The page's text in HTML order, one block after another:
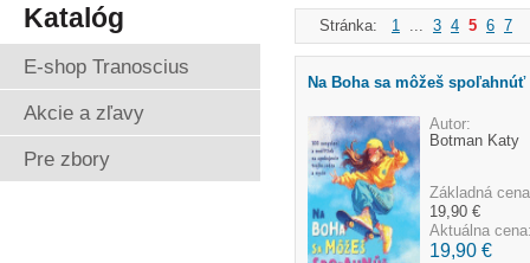
Stránka: 1 ... 3 4 5 6 7
Na Boha sa môžeš spoľahnúť
Autor:
Botman Katy
Základná
19,90 €
Aktuálna
19,90 €
Katalóg
E-shop Tranoscius
Akcie a zľavy
Pre zbory